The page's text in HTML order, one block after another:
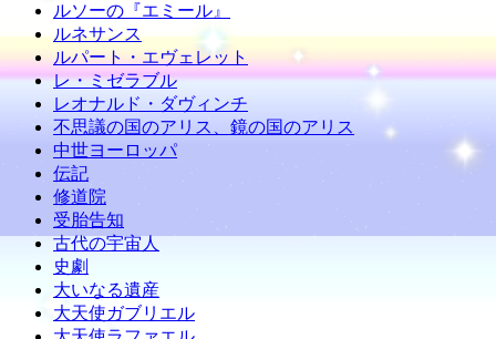
ルソーの『エミール』
ルネサンス
ルパート・エヴェレット
レ・ミゼラブル
レオナルド・ダヴィンチ
不思議の国のアリス、鏡の国のアリス
中世ヨーロッパ
伝記
修道院
受胎告知
古代の宇宙人
史劇
大いなる遺産
大天使ガブリエル